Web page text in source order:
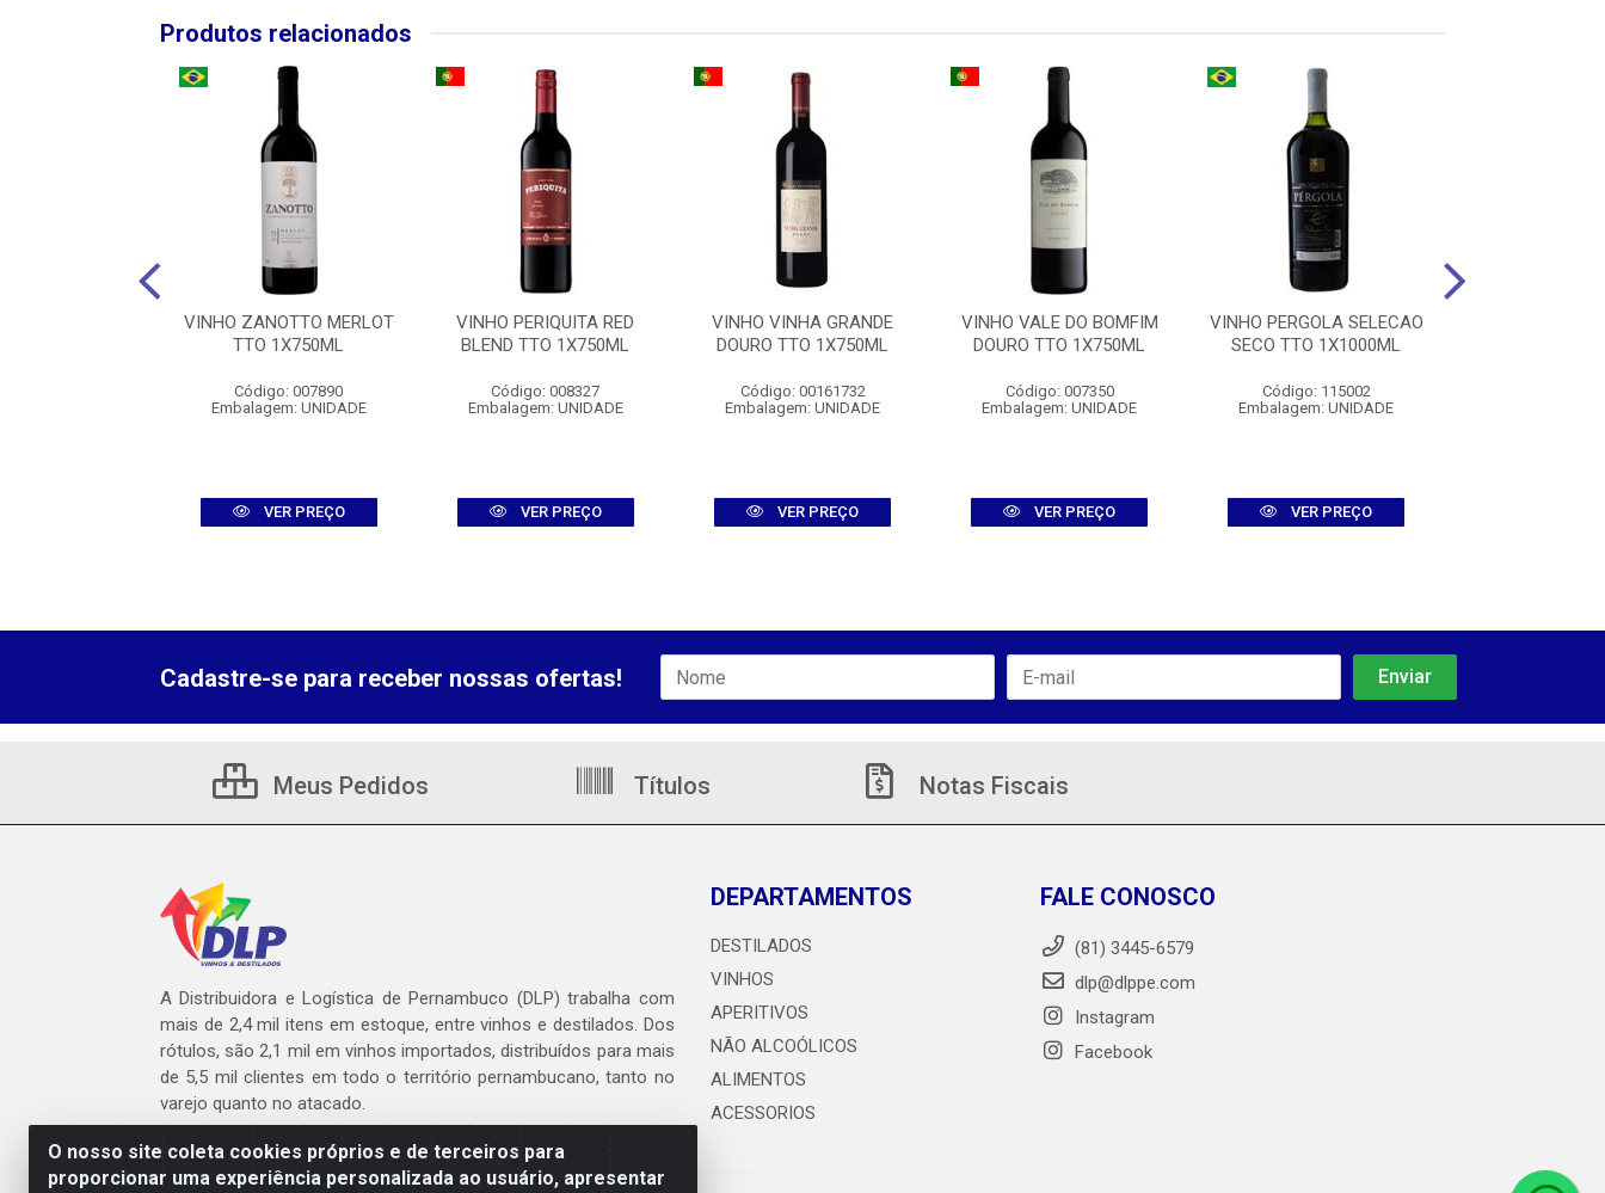
Produtos relacionados
VINHO ZANOTTO MERLOT
TTO 1X750ML
Código: 007890
Embalagem: UNIDADE
VER PREÇO
VINHO PERIQUITA RED
BLEND TTO 1X750ML
Código: 008327
Embalagem: UNIDADE
VER PREÇO
VINHO VINHA GRANDE
DOURO TTO 1X750ML
Código: 00161732
Embalagem: UNIDADE
VER PREÇO
VINHO VALE DO BOMFIM
DOURO TTO 1X750ML
Código: 007350
Embalagem: UNIDADE
VER PREÇO
VINHO PERGOLA SELECAO
SECO TTO 1X1000ML
Código: 115002
Embalagem: UNIDADE
VER PREÇO
O nosso site coleta cookies próprios e de terceiros para
proporcionar uma experiência personalizada ao usuário, apresentar
Cadastre-se para receber nossas ofertas!
Meus Pedidos Títulos Notas Fiscais
A Distribuidora e Logística de Pernambuco (DLP) trabalha com
mais de 2,4 mil itens em estoque, entre vinhos e destilados. Dos
rótulos, são 2,1 mil em vinhos importados, distribuídos para mais
de 5,5 mil clientes em todo o território pernambucano, tanto no
varejo quanto no atacado.
DEPARTAMENTOS
DESTILADOS
VINHOS
APERITIVOS
NÃO ALCOÓLICOS
ALIMENTOS
ACESSORIOS
FALE CONOSCO
(81) 3445-6579
dlp@dlppe.com
Instagram
Facebook